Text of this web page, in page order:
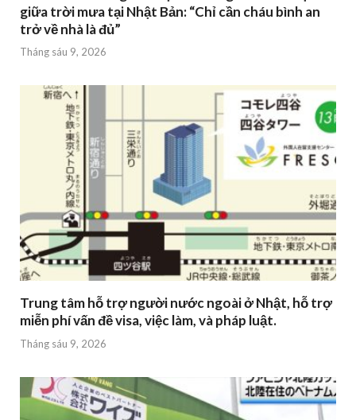
giữa trời mưa tại Nhật Bản: “Chỉ cần cháu bình an
trở về nhà là đủ”
Tháng sáu 9, 2026
Trung tâm hỗ trợ người nước ngoài ở Nhật, hỗ trợ
miễn phí vấn đề visa, việc làm, và pháp luật.
Tháng sáu 9, 2026